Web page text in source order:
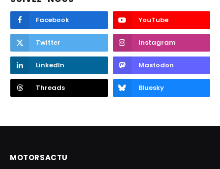
Facebook YouTube
Twitter Instagram
LinkedIn Mastodon
Threads Bluesky
MOTORSACTU